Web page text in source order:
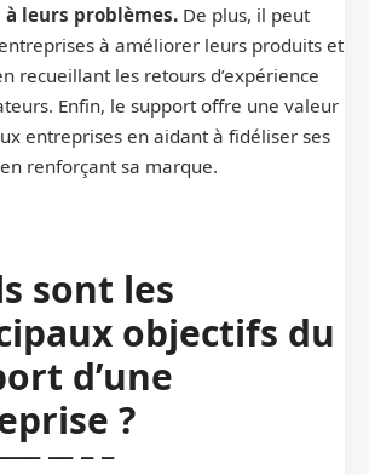
à leurs problèmes. De plus, il peut
à améliorer leurs produits et
recueillant les retours d’expérience
Enfin, le support offre une valeur
entreprises en aidant à fidéliser ses
renforçant sa marque.
sont les
objectifs du
d’une
?